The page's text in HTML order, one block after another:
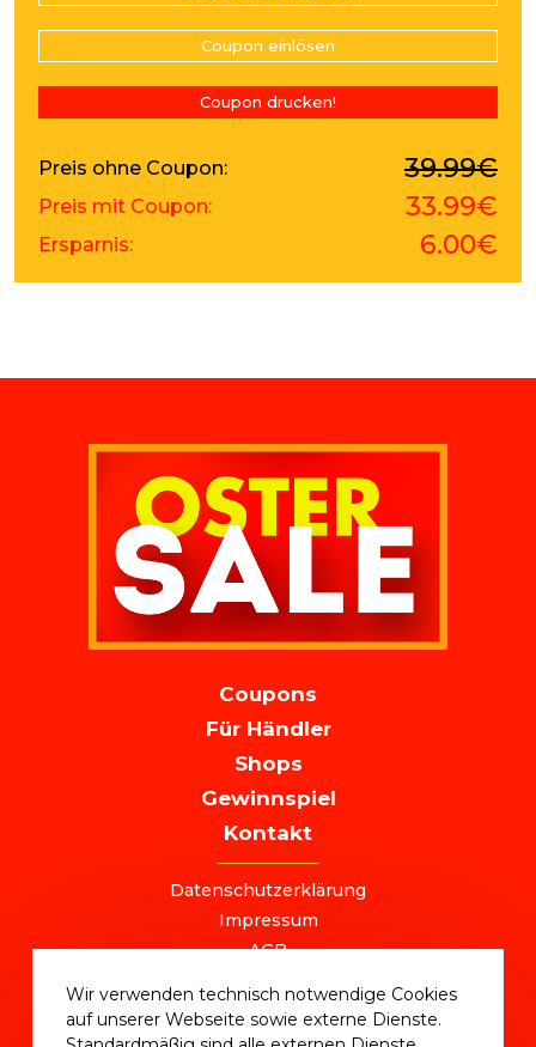
Coupon einlösen
Coupon drucken!
Preis ohne Coupon 39.99€
Preis mit Coupon 33.99€
Ersparnis 6.00€
NAVIGATION
Coupons
Für Händler
Shops
Gewinnspiel
Kontakt
Datenschutzerklärung
Impressum
AGB
ostersale@deutschlandvoucher.de
OSTER SALE 2025 – eine Kampagne der
Wir verwenden technisch notwendige Cookies
auf unserer Webseite sowie externe Dienste.